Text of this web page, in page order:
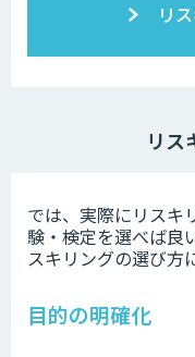
リ
リス
では、実際にリスキ
験・検定を選べば良
スキリングの選び方
目的の明確化